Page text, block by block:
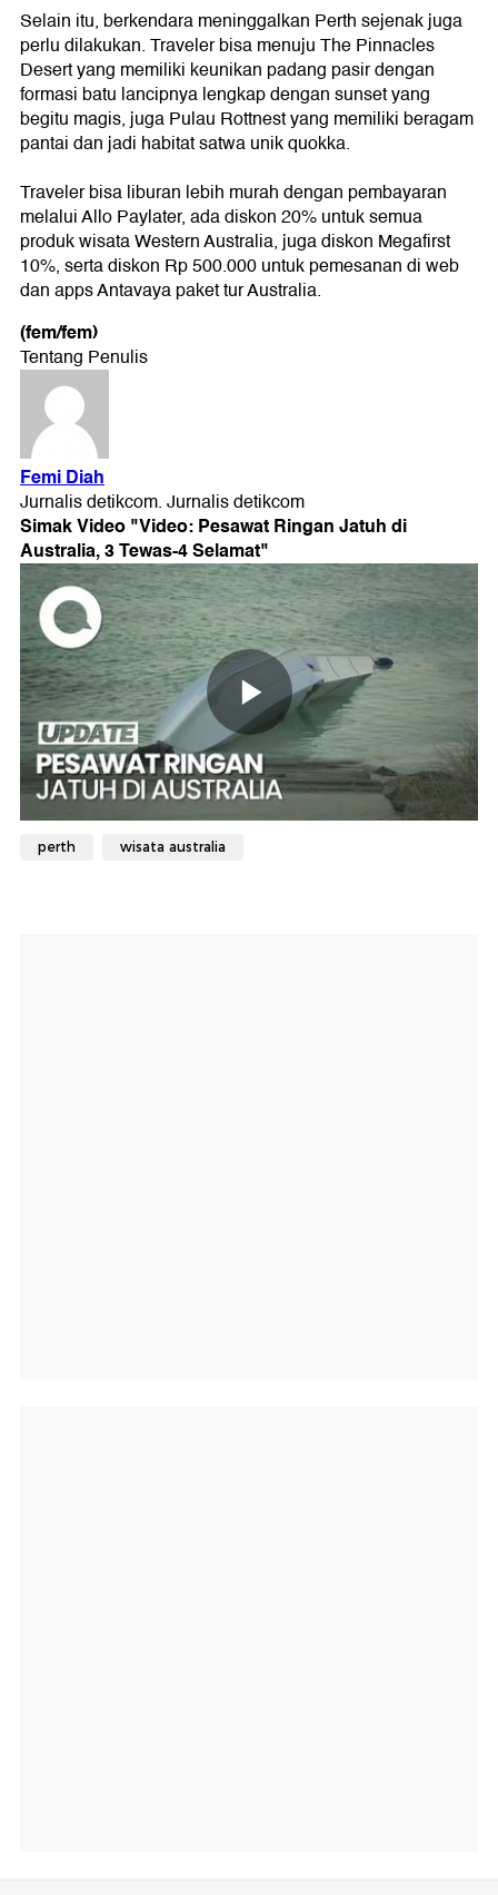
Selain itu, berkendara meninggalkan Perth sejenak juga
perlu dilakukan. Traveler bisa menuju The Pinnacles
Desert yang memiliki keunikan padang pasir dengan
formasi batu lancipnya lengkap dengan sunset yang
begitu magis, juga Pulau Rottnest yang memiliki beragam
pantai dan jadi habitat satwa unik quokka.
Traveler bisa liburan lebih murah dengan pembayaran
melalui Allo Paylater, ada diskon 20% untuk semua
produk wisata Western Australia, juga diskon Megafirst
10%, serta diskon Rp 500.000 untuk pemesanan di web
dan apps Antavaya paket tur Australia.
(fem/fem)
Simak Video "Video: Pesawat Ringan Jatuh di
Australia, 3 Tewas-4 Selamat"
perth wisata australia